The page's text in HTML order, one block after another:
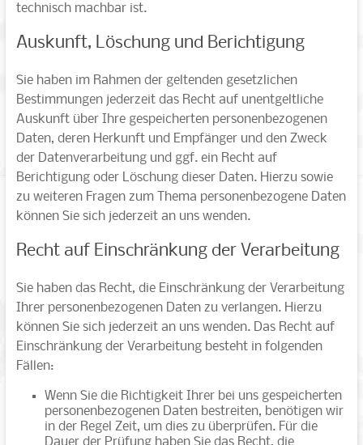
technisch machbar ist.
Auskunft, Löschung und Berichtigung
Sie haben im Rahmen der geltenden gesetzlichen
Bestimmungen jederzeit das Recht auf unentgeltliche
Auskunft über Ihre gespeicherten personenbezogenen
Daten, deren Herkunft und Empfänger und den Zweck
der Datenverarbeitung und ggf. ein Recht auf
Berichtigung oder Löschung dieser Daten. Hierzu sowie
zu weiteren Fragen zum Thema personenbezogene Daten
können Sie sich jederzeit an uns wenden.
Recht auf Einschränkung der Verarbeitung
Sie haben das Recht, die Einschränkung der Verarbeitung
Ihrer personenbezogenen Daten zu verlangen. Hierzu
können Sie sich jederzeit an uns wenden. Das Recht auf
Einschränkung der Verarbeitung besteht in folgenden
Fällen:
Wenn Sie die Richtigkeit Ihrer bei uns gespeicherten
personenbezogenen Daten bestreiten, benötigen wir
in der Regel Zeit, um dies zu überprüfen. Für die
Dauer der Prüfung haben Sie das Recht, die